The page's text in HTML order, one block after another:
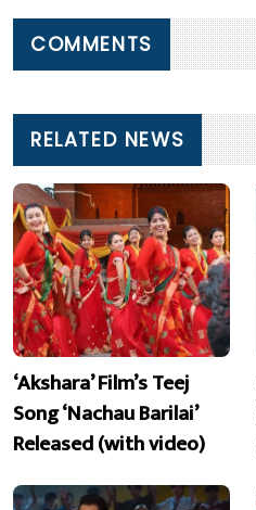
COMMENTS
RELATED NEWS
‘Akshara’ Film’s Teej
Song ‘Nachau Barilai’
Released (with video)